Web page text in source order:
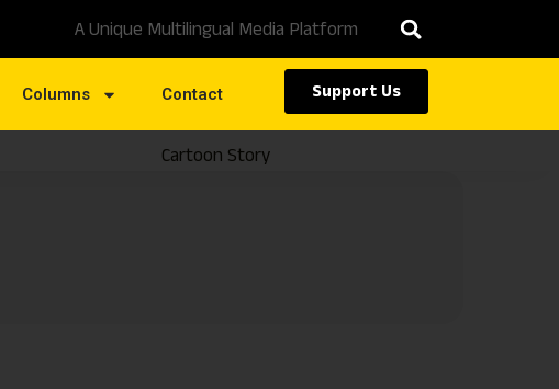
A Unique Multilingual Media Platform
Columns Contact Support Us
Cartoon Story